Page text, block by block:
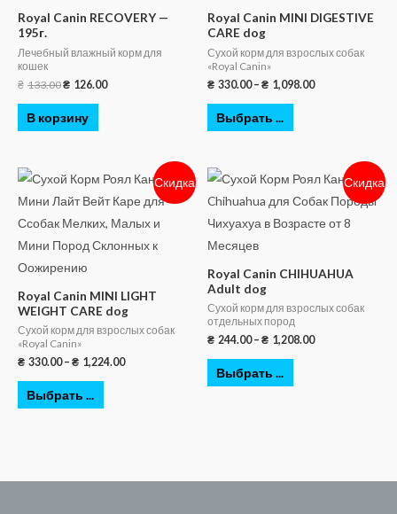
Royal Canin RECOVERY —
195г.
Лечебный влажный корм для
кошек
₴ 133.00₴ 126.00
В корзину
Royal Canin MINI DIGESTIVE
CARE dog
Сухой корм для взрослых собак
«Royal Canin»
₴ 330.00– ₴ 1,098.00
Выбрать ...
Скидка
Royal Canin MINI LIGHT
WEIGHT CARE dog
Сухой корм для взрослых собак
«Royal Canin»
₴ 330.00– ₴ 1,224.00
Выбрать ...
Скидка
Royal Canin CHIHUAHUA
Adult dog
Сухой корм для взрослых собак
отдельных пород
₴ 244.00– ₴ 1,208.00
Выбрать ...